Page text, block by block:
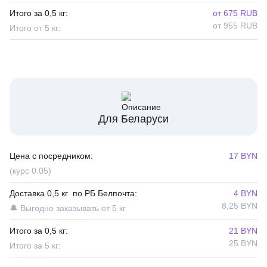
Итого за 0,5 кг:
Итого от 5 кг:
от 675 RUB
от 955 RUB
Для Беларуси
Цена с посредником:
(курс 0.05)
17 BYN
Доставка 0,5 кг по РБ Белпочта:
🔔 Выгодно заказывать от 5 кг
4 BYN
8,25 BYN
Итого за 0,5 кг:
Итого за 5 кг:
21 BYN
25 BYN